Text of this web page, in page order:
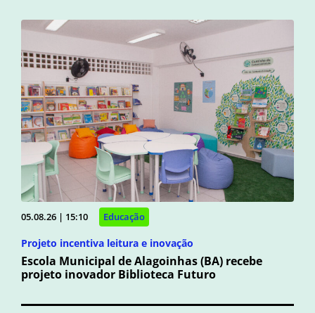
05.08.26 | 15:10 Educação
Projeto incentiva leitura e inovação
Escola Municipal de Alagoinhas (BA) recebe
projeto inovador Biblioteca Futuro